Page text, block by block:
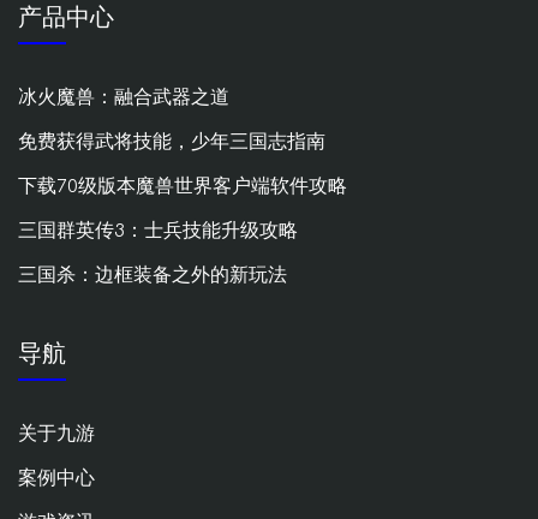
产品中心
冰火魔兽：融合武器之道
免费获得武将技能，少年三国志指南
下载70级版本魔兽世界客户端软件攻略
三国群英传3：士兵技能升级攻略
三国杀：边框装备之外的新玩法
导航
关于九游
案例中心